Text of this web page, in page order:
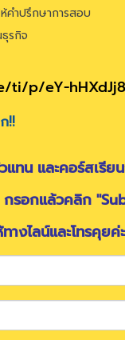
คำปรึกษาการสอบ
รกิจ
ti/p/eY-hHXdJj8
!!
ทน และคอร์สเรีย
รอกแล้วคลิก
างไลน์และโทรคุยค่ะ